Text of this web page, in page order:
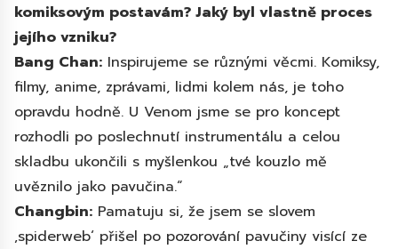
komiksovým postavám? Jaký byl vlastně proces
jejího vzniku?
Bang Chan: Inspirujeme se různými věcmi. Komiksy,
filmy, anime, zprávami, lidmi kolem nás, je toho
opravdu hodně. U Venom jsme se pro koncept
rozhodli po poslechnutí instrumentálu a celou
skladbu ukončili s myšlenkou „tvé kouzlo mě
uvěznilo jako pavučina.“
Changbin: Pamatuju si, že jsem se slovem
‚spiderweb‘ přišel po pozorování pavučiny visící ze